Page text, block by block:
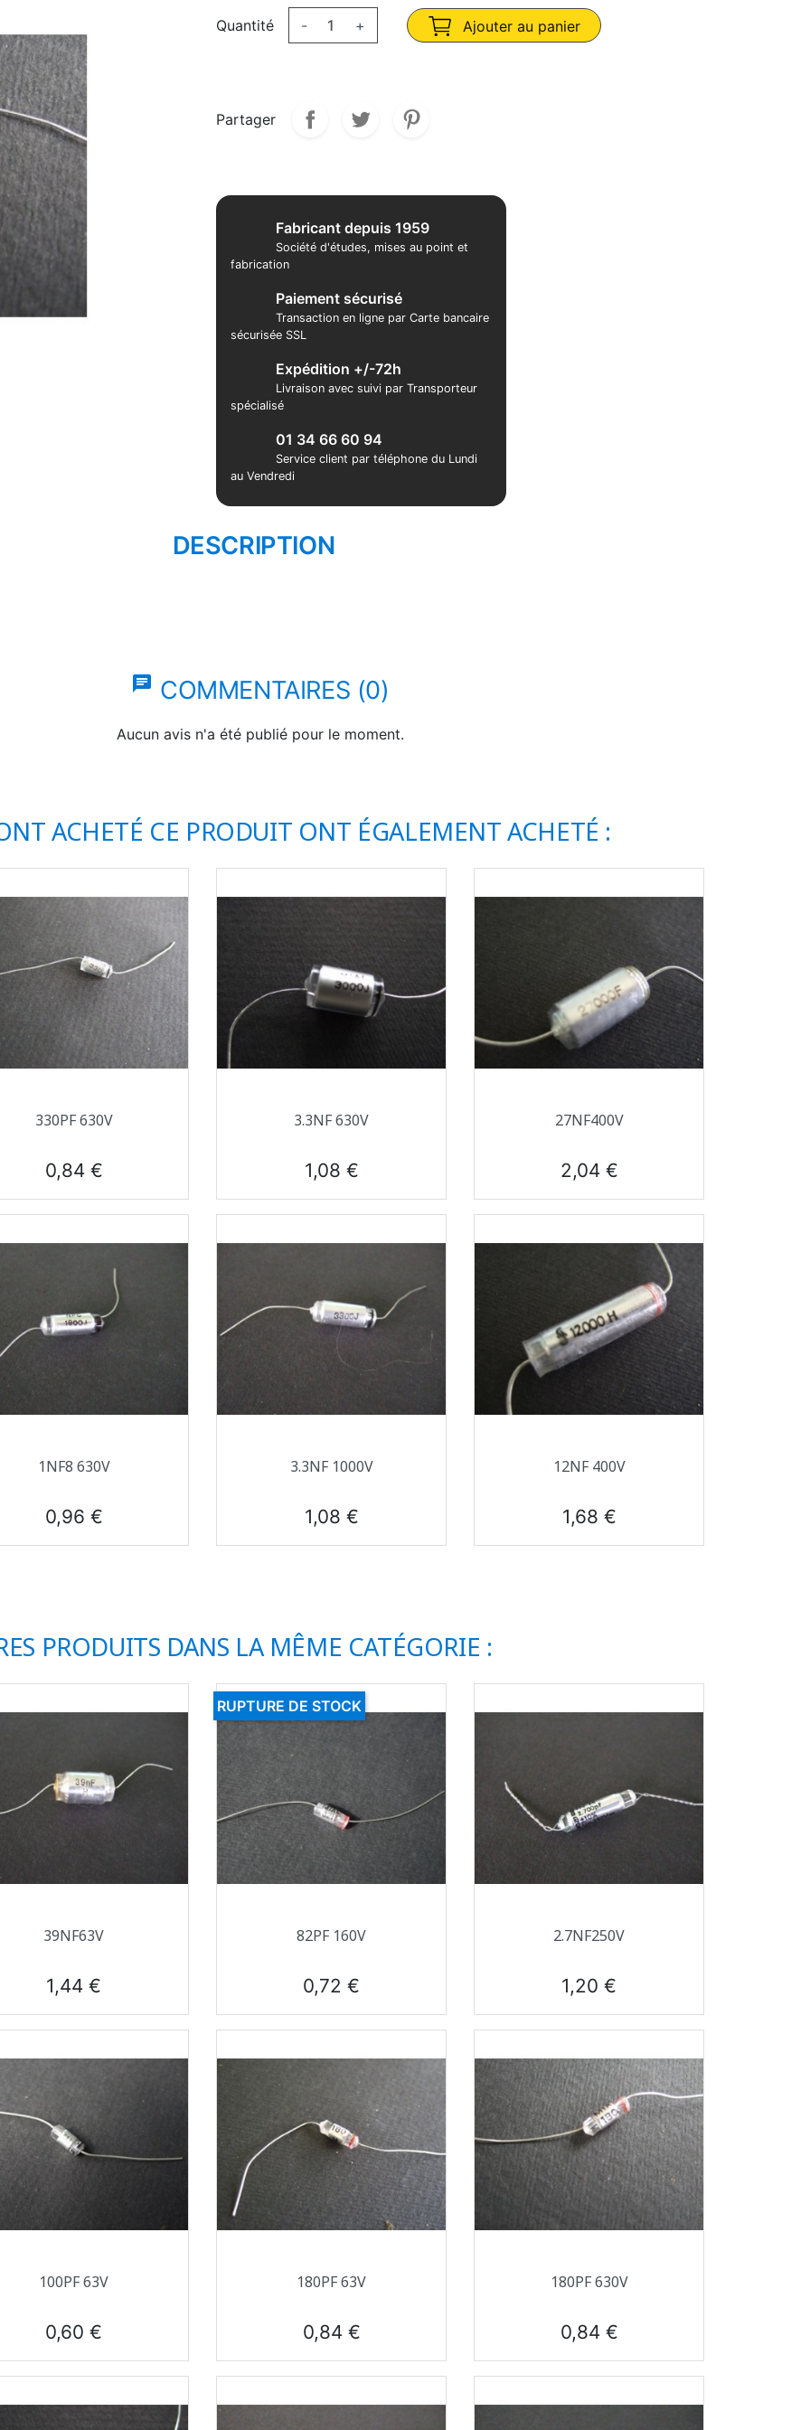
Quantité - + Ajouter au panier
Partager
Fabricant depuis 1959
Société d'études, mises au point et
fabrication
Paiement sécurisé
Transaction en ligne par Carte bancaire
sécurisée SSL
Expédition +/-72h
Livraison avec suivi par Transporteur
spécialisé
01 34 66 60 94
Service client par téléphone du Lundi
au Vendredi
DESCRIPTION
chat COMMENTAIRES (0)
Aucun avis n'a été publié pour le moment.
ACHETÉ CE PRODUIT ONT ÉGALEMENT ACHETÉ :
Aperçu rapide
330PF 630V
Prix
0,84 €
Aperçu rapide
3.3NF 630V
Prix
1,08 €
Aperçu rapide
27NF400V
Prix
2,04 €
Aperçu rapide
1NF8 630V
Prix
0,96 €
Aperçu rapide
3.3NF 1000V
Prix
1,08 €
Aperçu rapide
12NF 400V
Prix
1,68 €
PRODUITS DANS LA MÊME CATÉGORIE :
Aperçu rapide
39NF63V
Prix
1,44 €
Aperçu rapide
82PF 160V
Prix
0,72 €
RUPTURE DE STOCK
Aperçu rapide
2.7NF250V
Prix
1,20 €
Aperçu rapide
100PF 63V
Prix
0,60 €
Aperçu rapide
180PF 63V
Prix
0,84 €
Aperçu rapide
180PF 630V
Prix
0,84 €